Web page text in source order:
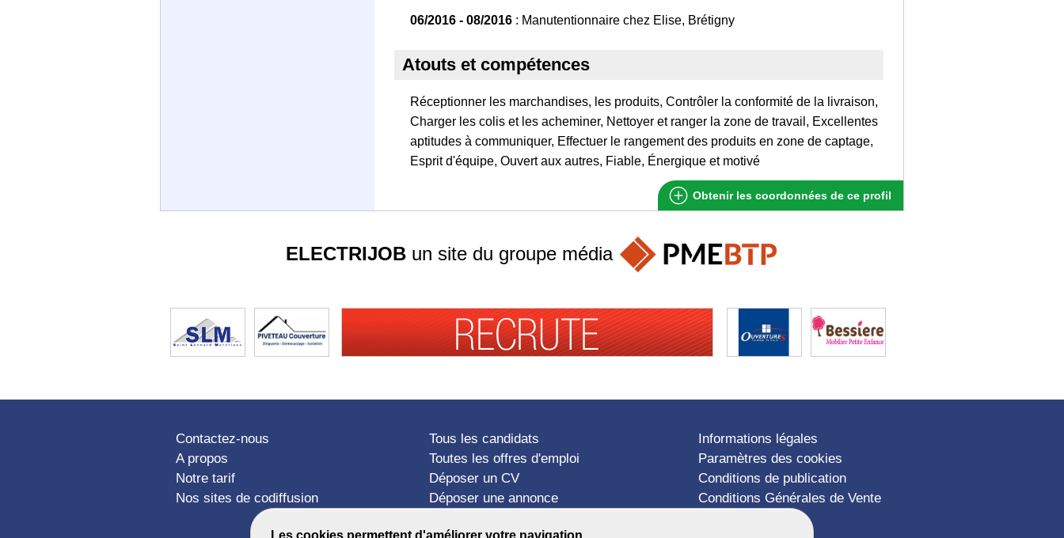
06/2016 - 08/2016 : Manutentionnaire chez Elise, Brétigny
Atouts et compétences
Réceptionner les marchandises, les produits, Contrôler la conformité de la livraison,
Charger les colis et les acheminer, Nettoyer et ranger la zone de travail, Excellentes
aptitudes à communiquer, Effectuer le rangement des produits en zone de captage,
Esprit d'équipe, Ouvert aux autres, Fiable, Énergique et motivé
Obtenir les coordonnées de ce profil
Les cookies permettent d'améliorer votre navigation
ELECTRIJOBun site du groupe média
Contactez-nous
A propos
Notre tarif
Nos sites de codiffusion
Tous les candidats
Toutes les offres d'emploi
Déposer un CV
Déposer une annonce
Informations légales
Paramètres des cookies
Conditions de publication
Conditions Générales de Vente